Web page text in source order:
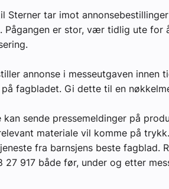
Sterner tar imot
. Pågangen er stor, vær tidlig ute for
annonse i messeutgaven
fagbladet. Gi dette til en
kan sende pressemeldinger på
materiale vil komme på
fra barnsjens beste fagblad.
27 917 både før, under og etter